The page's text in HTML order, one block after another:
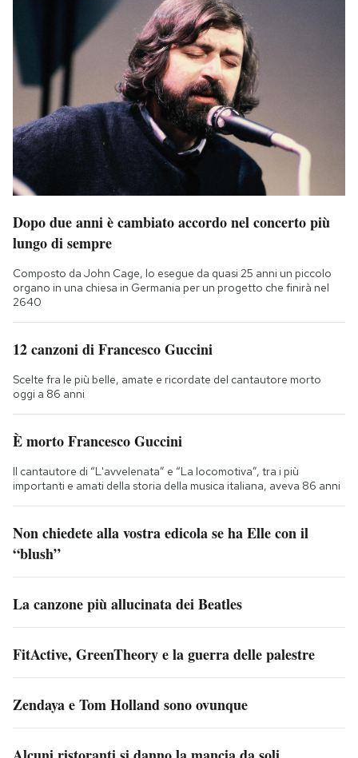
Dopo due anni è cambiato accordo nel concerto più
lungo di sempre
Composto da John Cage, lo esegue da quasi 25 anni un piccolo
organo in una chiesa in Germania per un progetto che finirà nel
2640
12 canzoni di Francesco Guccini
Scelte fra le più belle, amate e ricordate del cantautore morto
oggi a 86 anni
È morto Francesco Guccini
Il cantautore di “L'avvelenata” e “La locomotiva”, tra i più
importanti e amati della storia della musica italiana, aveva 86 anni
Non chiedete alla vostra edicola se ha Elle con il
“blush”
La canzone più allucinata dei Beatles
FitActive, GreenTheory e la guerra delle palestre
Zendaya e Tom Holland sono ovunque